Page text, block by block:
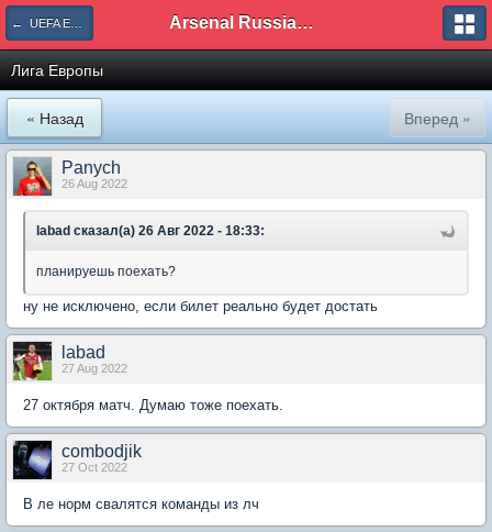
← UEFA Europa League Arsenal Russian Speaking Supporters Club
Лига Европы
« Назад Вперед »
Panych
26 Aug 2022
labad сказал(а) 26 Авг 2022 - 18:33:
планируешь поехать?
ну не исключено, если билет реально будет достать
labad
27 Aug 2022
27 октября матч. Думаю тоже поехать.
combodjik
27 Oct 2022
В ле норм свалятся команды из лч